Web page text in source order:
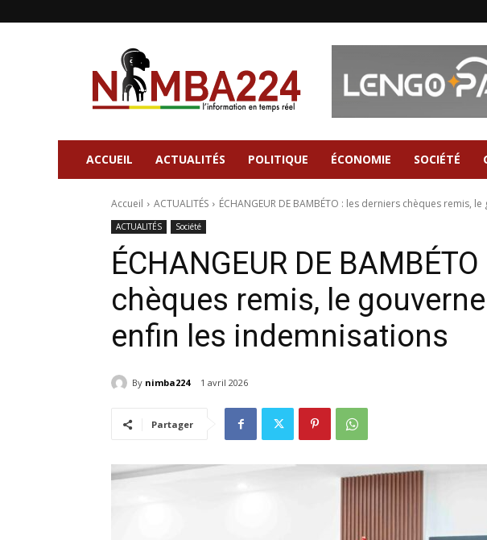
Nimba224
Site
d'information
ACCUEIL ACTUALITÉS POLITIQUE ÉCONOMIE SOCIÉTÉ
Accueil ACTUALITÉS ÉCHANGEUR DE BAMBÉTO : les derniers chèques remis,
ACTUALITÉS Société
ÉCHANGEUR DE
chèques remis, le
enfin les indemnisations
By nimba224 1 avril 2026
Partager